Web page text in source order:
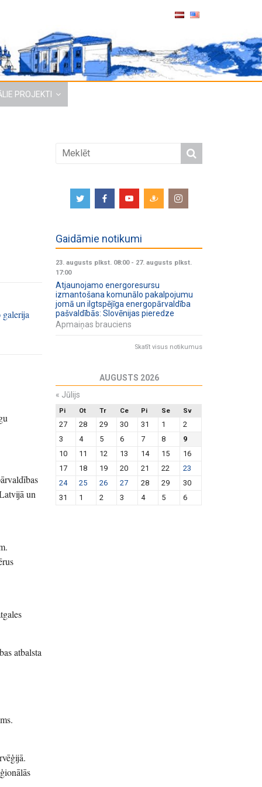
PROJEKTI
galerija
un
atbalsta
Gaidāmie notikumi
23. augusts plkst. 08:00- 27. augusts plkst.
17:00
Atjaunojamo energoresursu
izmantošana komunālo pakalpojumu
jomā un ilgtspējīga energopārvaldība
pašvaldībās: Slovēnijas pieredze
Apmaiņas brauciens
Skatīt visus notikumus
AUGUSTS 2026
« Jūlijs
Pi Ot Tr Ce Pi Se Sv
27 28 29 30 31 1
2
3
4 5 6 7 8
9
10
11 12 13 14 15
16
17
18 19 20 21 22
23
24
25 26 27 28 29
30
31
1 2 3 4 5 6